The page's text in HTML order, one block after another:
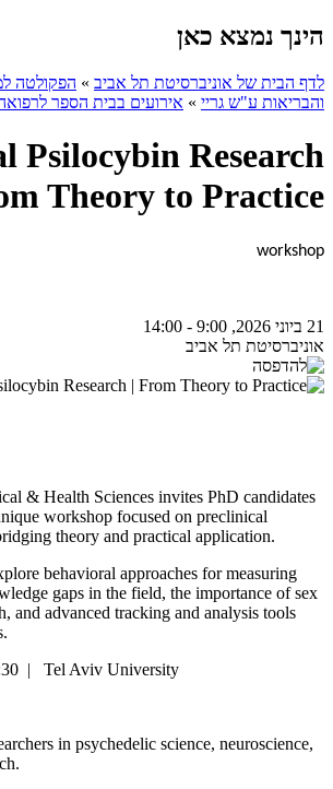
הינך נמצא כאן
לדף הבית של אוניברסיטת תל אביב » הפקולטה
והבריאות ע"ש גריי » אירועים בבית הספר
Psilocybin Research
Theory to Practice
workshop
21 ביוני 2026, 9:00 - 14:00
אוניברסיטת תל אביב
& Health Sciences invites PhD candidates
workshop focused on preclinical
theory and practical application.
behavioral approaches for measuring
gaps in the field, the importance of sex
and advanced tracking and analysis tools
| Tel Aviv University
in psychedelic science, neuroscience,